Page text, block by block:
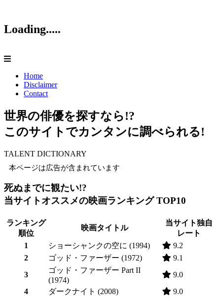
Loading.....
Home
Disclaimer
Contact
世界の俳優を探すなら!?
このサイトでカンタンに調べられる!
TALENT DICTIONARY
本ページは広告が含まれています
死ぬまでに観たい!?
当サイトオススメの映画ランキング TOP10
ランキング
順位
映画タイトル
当サイト独自
レート
1
ショーシャンクの空に (1994)
9.2
2
ゴッド・ファーザー (1972)
9.1
3
ゴッド・ファーザー Part II
(1974)
9.0
4
ダークナイト (2008)
9.0